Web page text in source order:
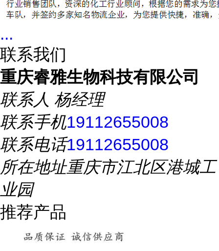
...
联系我们
重庆睿雅生物科技有限公司
联系人 杨经理
联系手机19112655008
联系电话19112655008
所在地址重庆市江北区港城工
业园
推荐产品